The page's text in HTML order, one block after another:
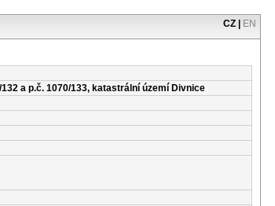
CZ EN
a p.č. 1070/133, katastrální území Divnice